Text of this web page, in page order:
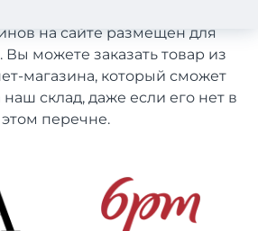
на сайте размещен для
можете заказать товар из
магазина, который сможет
наш склад, даже если его нет в
этом перечне.